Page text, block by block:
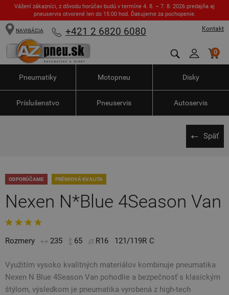
Vážení zákazníci, z dôvodu horúčav budú v termíne 4. 8. – 7. 8. 2026 predajňa aj
pneuservis otvorené len do 15:00 hod. Ďakujeme za pochopenie.
Kontakt
NAVIGÁCIA +421 2 6820 6080
0
Pneumatiky Motopneu Disky
Príslušenstvo Pneuservis Autoservis
Späť
ODPORÚČAME PRÉMIOVÁ KVALITA
Nexen N*Blue 4Season Van
Rozmery 235 65 R16 121/119R C
Využitím vysoko kvalitných materiálov kombinuje pneumatika
Nexen N Blue 4Season Van pohodlie a bezpečnosť s klasickým
štýlom, výsledkom je pneumatika vyrobená z high-tech